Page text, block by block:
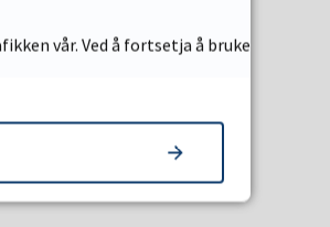
vår. Ved å fortsetja å bruke